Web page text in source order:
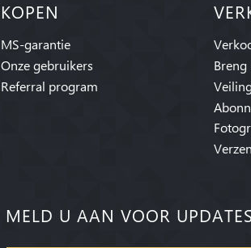
KOPEN
MS-garantie
Onze gebruikers
Referral program
MELD U AAN VOOR